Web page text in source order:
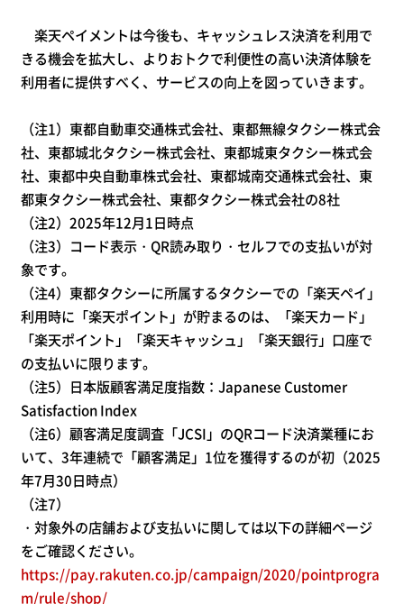
楽天ペイメントは今後も、キャッシュレス決済を利用で
きる機会を拡大し、よりおトクで利便性の高い決済体験を
利用者に提供すべく、サービスの向上を図っていきます。
（注1）東都自動車交通株式会社、東都無線タクシー株式会
社、東都城北タクシー株式会社、東都城東タクシー株式会
社、東都中央自動車株式会社、東都城南交通株式会社、東
都東タクシー株式会社、東都タクシー株式会社の8社
（注2）2025年12月1日時点
（注3）コード表示・QR読み取り・セルフでの支払いが対
象です。
（注4）東都タクシーに所属するタクシーでの「楽天ペイ」
利用時に「楽天ポイント」が貯まるのは、「楽天カード」
「楽天ポイント」「楽天キャッシュ」「楽天銀行」口座で
の支払いに限ります。
（注5）日本版顧客満足度指数：Japanese Customer
Satisfaction Index
（注6）顧客満足度調査「JCSI」のQRコード決済業種にお
いて、3年連続で「顧客満足」1位を獲得するのが初（2025
年7月30日時点）
（注7）
・対象外の店舗および支払いに関しては以下の詳細ページ
をご確認ください。
https://pay.rakuten.co.jp/campaign/2020/pointprogra
m/rule/shop/